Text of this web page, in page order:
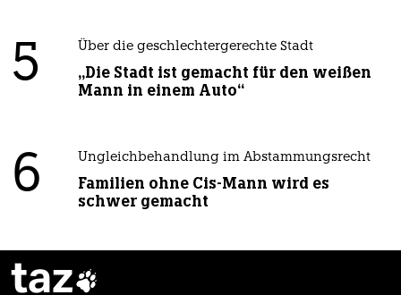
5 Über die geschlechtergerechte Stadt
„Die Stadt ist gemacht für den weißen
Mann in einem Auto“
6 Ungleichbehandlung im Abstammungsrecht
Familien ohne Cis-Mann wird es
schwer gemacht
taz